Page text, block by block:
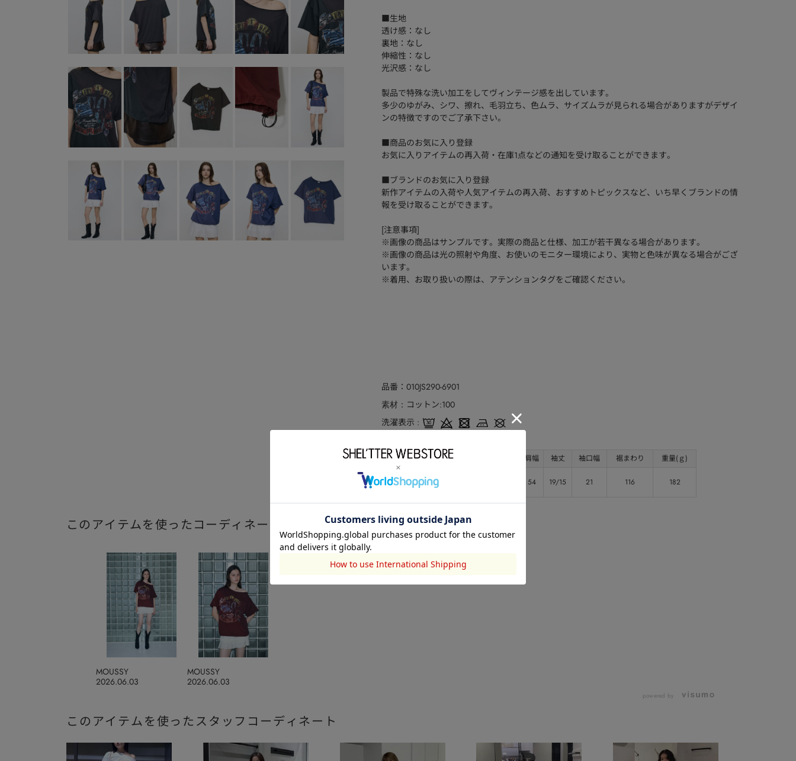
■生地
透け感：なし
裏地：なし
伸縮性：なし
光沢感：なし
製品で特殊な洗い加工をしてヴィンテージ感を出しています。
多少のゆがみ、シワ、擦れ、毛羽立ち、色ムラ、サイズムラが見られる場合がありますがデザイ
ンの特徴ですのでご了承下さい。
■商品のお気に入り登録
お気に入りアイテムの再入荷・在庫1点などの通知を受け取ることができます。
■ブランドのお気に入り登録
新作アイテムの入荷や人気アイテムの再入荷、おすすめトピックスなど、いち早くブランドの情
報を受け取ることができます。
[注意事項]
※画像の商品はサンプルです。実際の商品と仕様、加工が若干異なる場合があります。
※画像の商品は光の照射や角度、お使いのモニター環境により、実物と色味が異なる場合がござ
います。
※着用、お取り扱いの際は、アテンションタグをご確認ください。
品番 010JS290-6901
素材
コットン:100
洗濯表示
サイズ 肩幅 袖丈 袖口幅 裾まわり 重量(ｇ)
FREE 54 19/15 21 116 182
このアイテムを使ったコーディネート
2026.06.03
MOUSSY
2026.06.03
MOUSSY
powered by
このアイテムを使ったスタッフコーディネート